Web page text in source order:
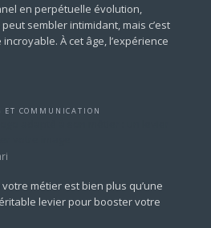
en perpétuelle évolution,
sembler intimidant, mais c’est
À cet âge, l’expérience
ET COMMUNICATION
métier est bien plus qu’une
levier pour booster votre